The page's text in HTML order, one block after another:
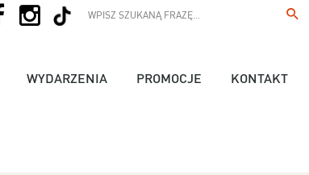
WYDARZENIA PROMOCJE KONTAKT